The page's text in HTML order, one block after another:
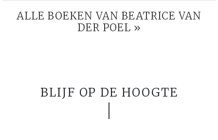
ALLE BOEKEN VAN BEATRICE VAN
DER POEL »
BLIJF OP DE HOOGTE